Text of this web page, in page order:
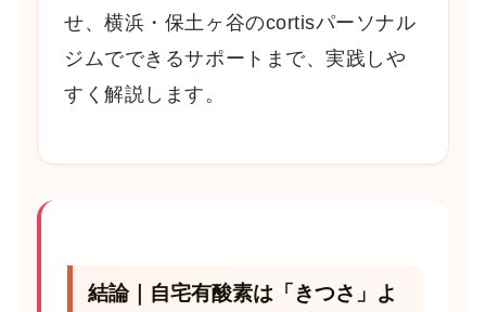
せ、横浜・保土ヶ谷のcortisパーソナル
ジムでできるサポートまで、実践しや
すく解説します。
結論｜自宅有酸素は「きつさ」よ